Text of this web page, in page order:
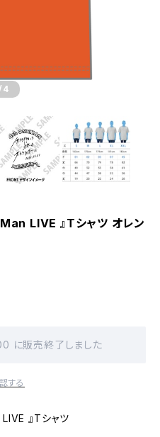
/4
LIVE 』Tシャツ オレン
に販売終了しました
する
』Tシャツ